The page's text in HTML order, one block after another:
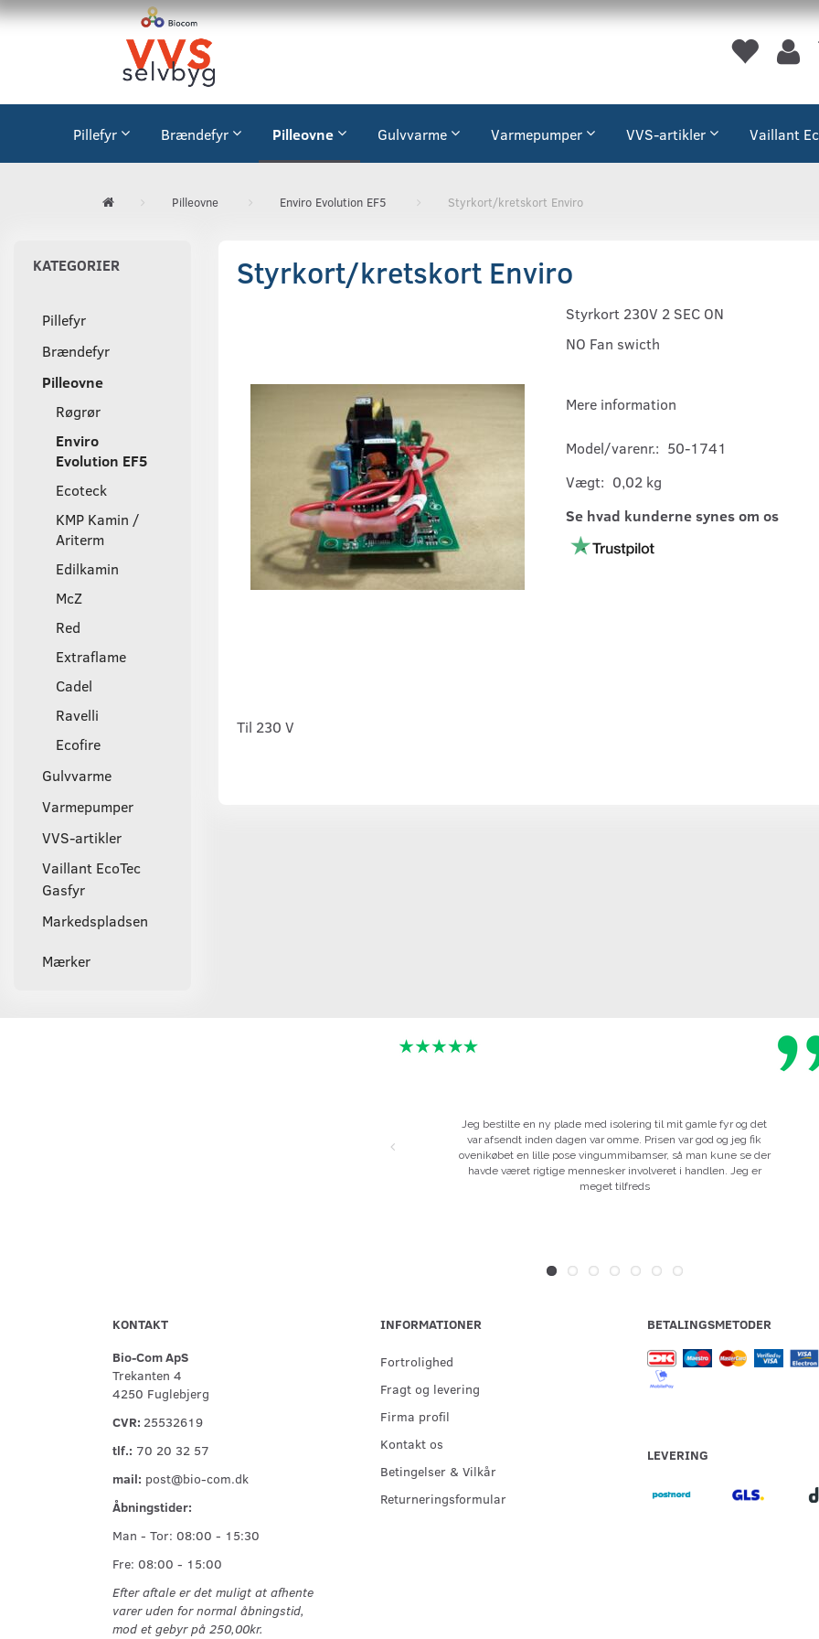
Pillefyr Brændefyr Pilleovne Gulvvarme Varmepumper VVS-artikler Vaillant
Pilleovne Enviro Evolution EF5 Styrkort/kretskort Enviro
KATEGORIER
Pillefyr
Brændefyr
Pilleovne
Røgrør
Enviro
Evolution EF5
Ecoteck
KMP Kamin /
Ariterm
Edilkamin
McZ
Red
Extraflame
Cadel
Ravelli
Ecofire
Gulvvarme
Varmepumper
VVS-artikler
Vaillant EcoTec
Gasfyr
Markedspladsen
Mærker
Styrkort/kretskort Enviro
Styrkort 230V 2 SEC ON
NO Fan swicth
Mere information
Model/varenr.: 50-1741
Vægt: 0,02 kg
Se hvad kunderne synes om os
Til 230 V
Jeg bestilte en ny plade med isolering til mit gamle fyr og det
var afsendt inden dagen var omme. Prisen var god og jeg fik
ovenikøbet en lille pose vingummibamser, så man kune se der
havde været rigtige mennesker involveret i handlen. Jeg er
meget tilfreds
KONTAKT
Bio-Com ApS
Trekanten 4
4250 Fuglebjerg
CVR: 25532619
tlf.: 70 20 32 57
mail: post@bio-com.dk
Åbningstider:
Man - Tor: 08:00 - 15:30
Fre: 08:00 - 15:00
Efter aftale er det muligt at afhente
varer uden for normal åbningstid,
mod et gebyr på 250,00kr.
INFORMATIONER
Fortrolighed
Fragt og levering
Firma profil
Kontakt os
Betingelser & Vilkår
Returneringsformular
BETALINGSMETODER
LEVERING